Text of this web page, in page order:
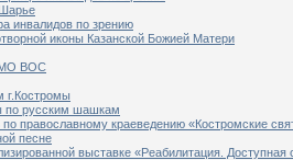
инвалидов по зрению
иконы Казанской Божией Матери
МО ВОС
г.Костромы
по русским шашкам
православному краеведению «Костромские
песне
выставке «Реабилитация. Доступная